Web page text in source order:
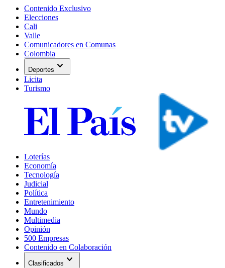
Contenido Exclusivo
Elecciones
Cali
Valle
Comunicadores en Comunas
Colombia
Deportes expand_more
Licita
Turismo
Loterías
Economía
Tecnología
Judicial
Política
Entretenimiento
Mundo
Multimedia
Opinión
500 Empresas
Contenido en Colaboración
Clasificados expand_more